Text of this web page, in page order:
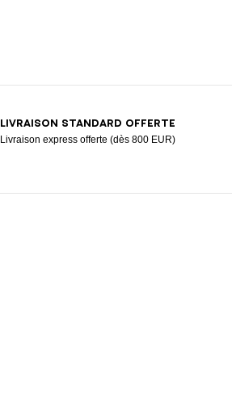
LIVRAISON STANDARD OFFERTE
Livraison express offerte (dès 800 EUR)